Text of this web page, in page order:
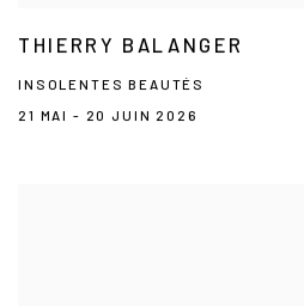
THIERRY BALANGER
INSOLENTES BEAUTÉS
21 MAI - 20 JUIN 2026